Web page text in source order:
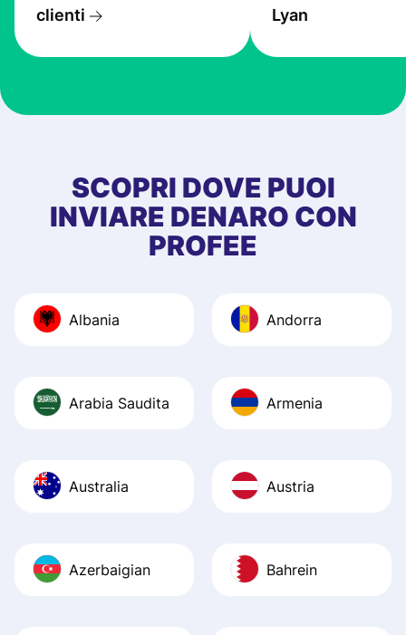
clienti
the exchange
at Profee is very
first started
app, and they
quick to provide
Recommend it!
Lyan
SCOPRI DOVE PUOI
INVIARE DENARO CON
PROFEE
Albania Andorra
Arabia Saudita Armenia
Australia Austria
Azerbaigian Bahrein